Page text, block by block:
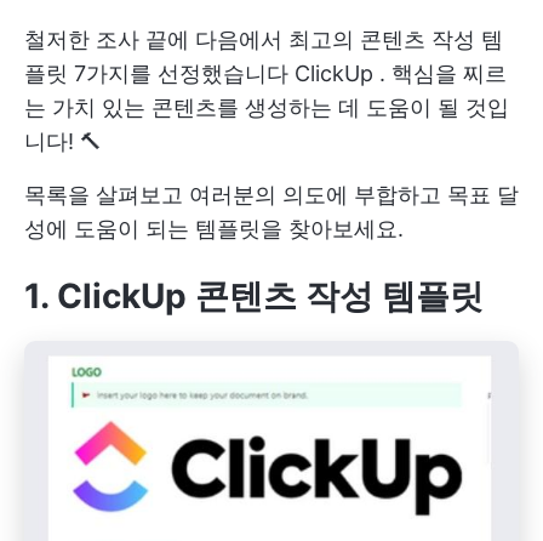
철저한 조사 끝에 다음에서 최고의 콘텐츠 작성 템
플릿 7가지를 선정했습니다 ClickUp . 핵심을 찌르
는 가치 있는 콘텐츠를 생성하는 데 도움이 될 것입
니다! 🔨
목록을 살펴보고 여러분의 의도에 부합하고 목표 달
성에 도움이 되는 템플릿을 찾아보세요.
1. ClickUp 콘텐츠 작성 템플릿